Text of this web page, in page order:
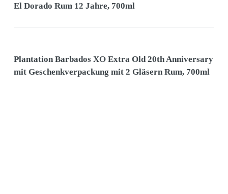
El Dorado Rum 12 Jahre, 700ml
Plantation Barbados XO Extra Old 20th Anniversary
mit Geschenkverpackung mit 2 Gläsern Rum, 700ml